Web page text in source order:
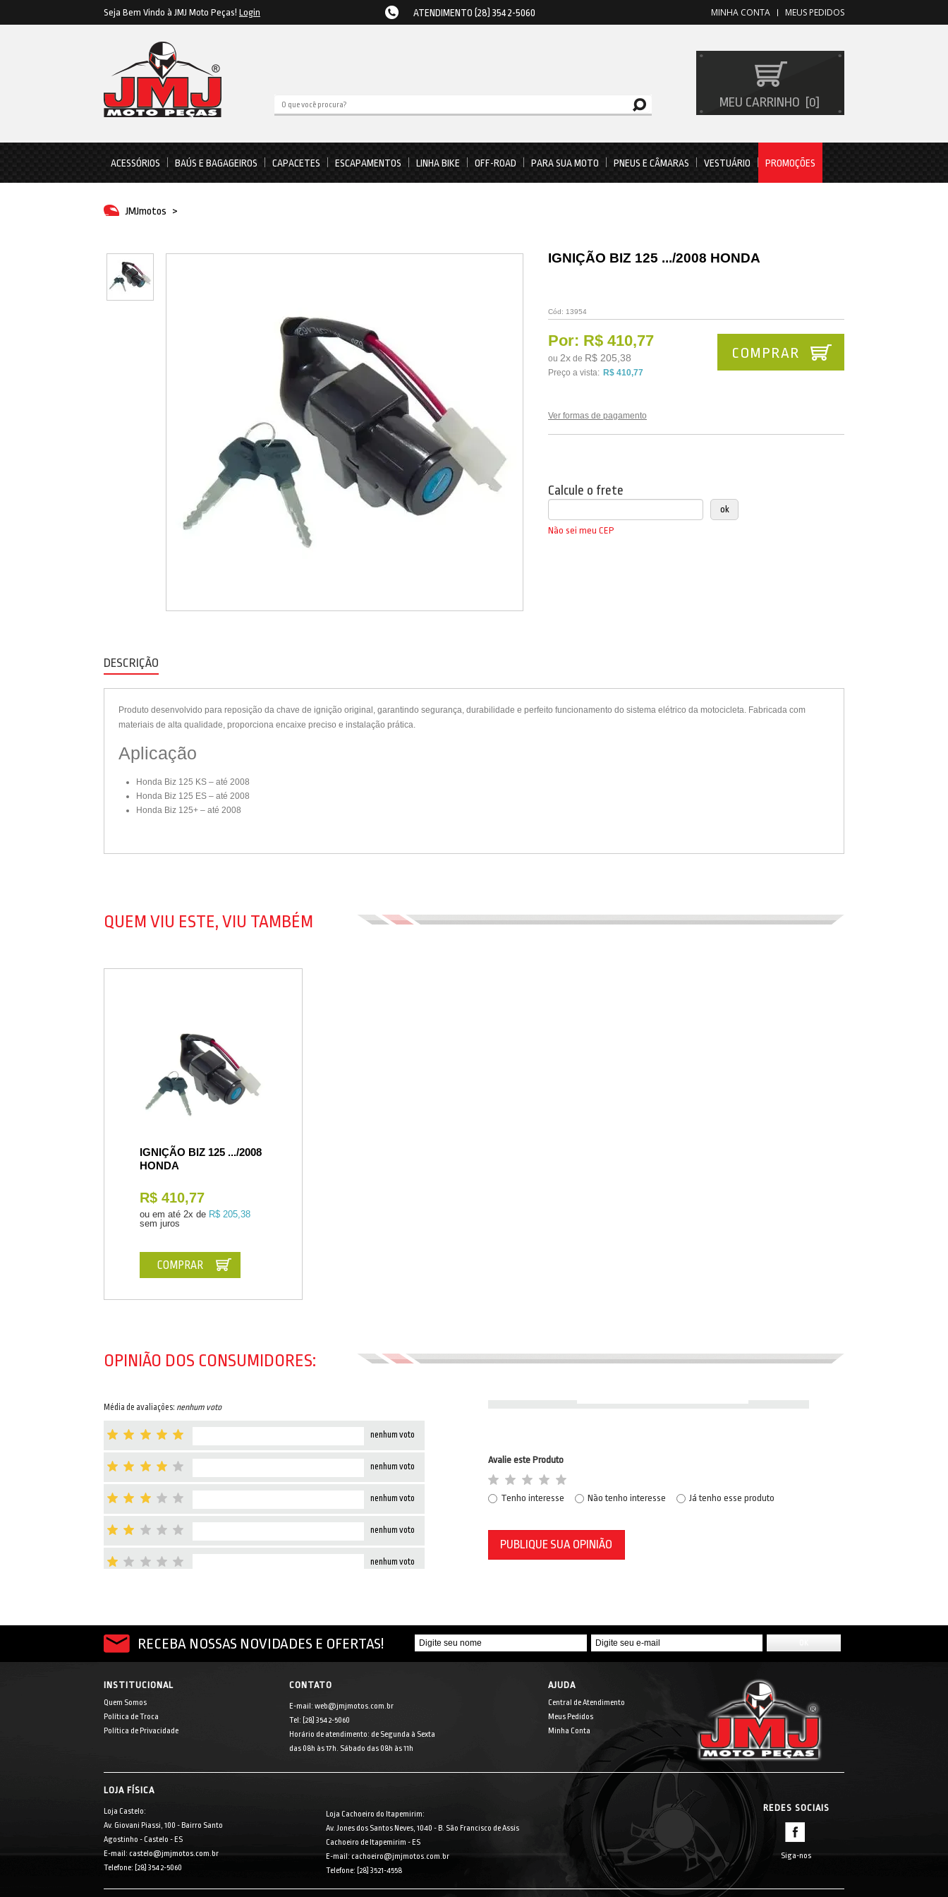
Seja Bem Vindo à JMJ Moto Peças! Login ATENDIMENTO (28) 3542-5060 MEUS PEDIDOS
MINHA CONTA
MEU CARRINHO 0
ACESSÓRIOS BAÚS E BAGAGEIROS CAPACETES ESCAPAMENTOS LINHA BIKE OFF-ROAD PARA SUA MOTO PNEUS E CÂMARAS VESTUÁRIO PROMOÇÕES
JMJmotos >
IGNIÇÃO BIZ 125 .../2008 HONDA
Cód: 13954
Por: R$ 410,77
ou 2x de R$ 205,38
Preço a vista: R$ 410,77
Ver formas de pagamento
COMPRAR
Calcule o frete
Não sei meu CEP
DESCRIÇÃO
Produto desenvolvido para reposição da chave de ignição original, garantindo segurança, durabilidade e perfeito funcionamento do sistema elétrico da motocicleta. Fabricada com
materiais de alta qualidade, proporciona encaixe preciso e instalação prática.
Aplicação
Honda Biz 125 KS – até 2008
Honda Biz 125 ES – até 2008
Honda Biz 125+ – até 2008
QUEM VIU ESTE, VIU TAMBÉM
IGNIÇÃO BIZ 125 .../2008
HONDA
R$ 410,77
ou em até 2x de R$ 205,38
sem juros
COMPRAR
OPINIÃO DOS CONSUMIDORES:
Média de avaliações: nenhum voto
nenhum voto
nenhum voto
nenhum voto
nenhum voto
nenhum voto
Avalie este Produto
Tenho interesse Não tenho interesse Já tenho esse produto
PUBLIQUE SUA OPINIÃO
RECEBA NOSSAS NOVIDADES E OFERTAS!
INSTITUCIONAL
Quem Somos
Política de Troca
Política de Privacidade
CONTATO
E-mail: web@jmjmotos.com.br
Tel: [28] 3542-5060
Horário de atendimento: de Segunda à Sexta
das 08h às 17h. Sábado das 08h às 11h
AJUDA
Central de Atendimento
Meus Pedidos
Minha Conta
LOJA FÍSICA
Loja Castelo:
Av. Giovani Piassi, 100 - Bairro Santo
Agostinho - Castelo - ES
E-mail: castelo@jmjmotos.com.br
Telefone: [28] 3542-5060
Loja Cachoeiro do Itapemirim:
Av. Jones dos Santos Neves, 1040 - B. São Francisco de Assis
Cachoeiro de Itapemirim - ES
E-mail: cachoeiro@jmjmotos.com.br
Telefone: [28] 3521-4558
REDES SOCIAIS
Siga-nos